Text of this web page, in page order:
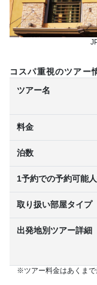
コスパ重視のツアー
ツアー名
料金
泊数
1予約での予約可能
取り扱い部屋タイプ
出発地別ツアー詳細
※ツアー料金はあくま